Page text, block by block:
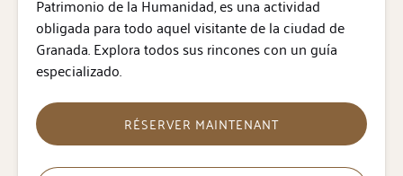
Patrimonio de la Humanidad, es una actividad
obligada para todo aquel visitante de la ciudad de
Granada. Explora todos sus rincones con un guía
especializado.
RÉSERVER MAINTENANT